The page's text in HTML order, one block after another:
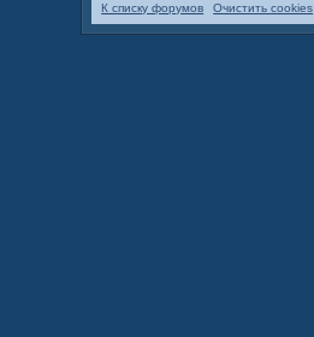
К списку форумов Очистить cookies